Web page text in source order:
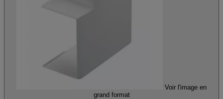
Voir l'image en
grand format